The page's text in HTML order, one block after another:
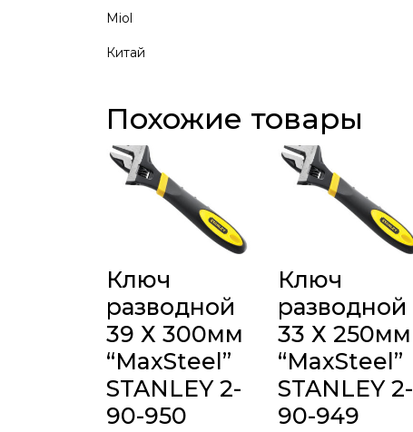
Miol
Китай
Похожие товары
Ключ
разводной
39 Х 300мм
“MaxSteel”
STANLEY 2-
90-950
Ключ
разводной
33 Х 250мм
“MaxSteel”
STANLEY 2-
90-949